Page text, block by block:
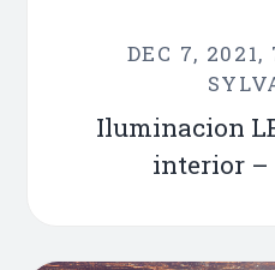
DEC 7,
Iluminacion
interior –